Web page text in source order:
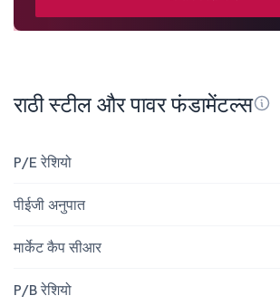
राठी स्टील और पावर फंडामेंटल्स
P/E रेशियो
पीईजी अनुपात
मार्केट कैप सीआर
P/B रेशियो